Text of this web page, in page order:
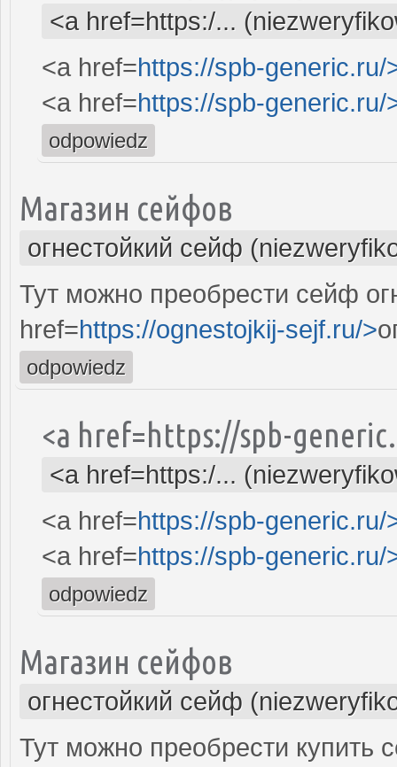
<a href=https:/...
<a href=https://spb-generic.ru/
<a href=https://spb-generic.ru/
odpowiedz
Магазин сейфов
огнестойкий сейф
Тут можно преобрести сейф
href=https://ognestojkij-sejf.ru/>
odpowiedz
<a href=https://spb-
<a href=https:/...
<a href=https://spb-generic.ru/
<a href=https://spb-generic.ru/
odpowiedz
Магазин сейфов
огнестойкий сейф
Тут можно преобрести купить